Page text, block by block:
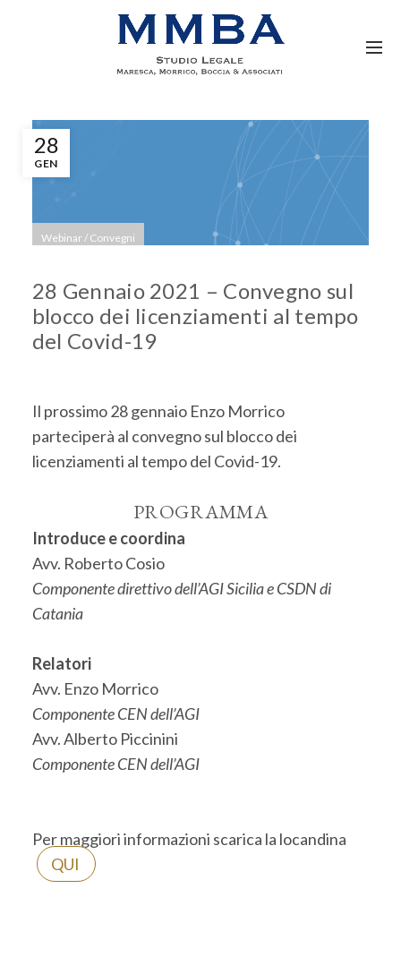
28
GEN
Webinar / Convegni
28 Gennaio 2021 – Convegno sul
blocco dei licenziamenti al tempo
del Covid-19
Il prossimo 28 gennaio Enzo Morrico
parteciperà al convegno sul blocco dei
licenziamenti al tempo del Covid-19.
PROGRAMMA
Introduce e coordina
Avv. Roberto Cosio
Componente direttivo dell’AGI Sicilia e CSDN di
Catania
Relatori
Avv. Enzo Morrico
Componente CEN dell’AGI
Avv. Alberto Piccinini
Componente CEN dell’AGI
Per maggiori informazioni scarica la locandina
QUI